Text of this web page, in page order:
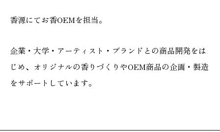
香源にてお香OEMを担当。
企業・大学・アーティスト・ブランドとの商品開発をは
じめ、オリジナルの香りづくりやOEM商品の企画・製造
をサポートしています。